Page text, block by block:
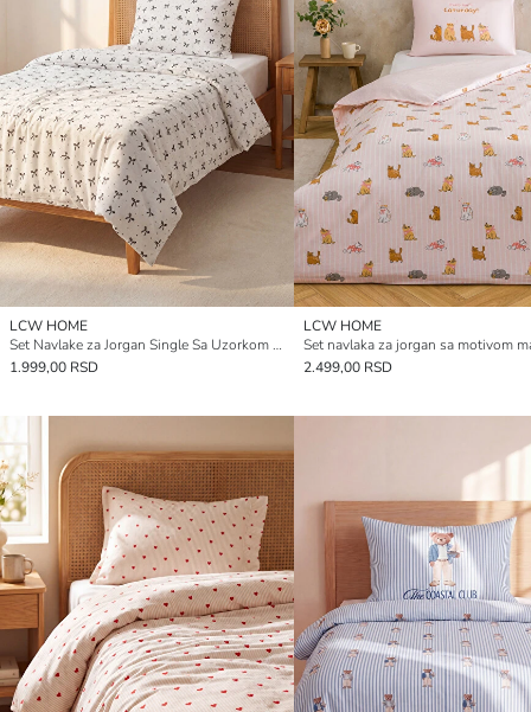
LCW HOME
Set Navlake za Jorgan Single Sa Uzorkom Mašne
1.999,00 RSD
LCW HOME
Set navlaka za jorgan sa motivom
2.499,00 RSD